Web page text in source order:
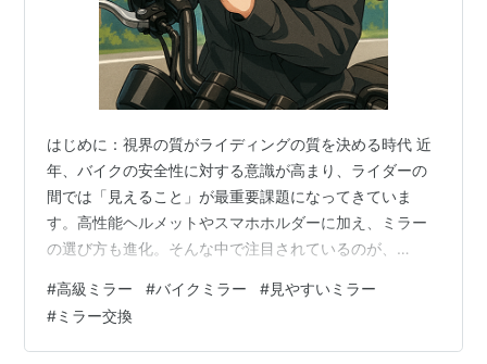
はじめに：視界の質がライディングの質を決める時代 近
年、バイクの安全性に対する意識が高まり、ライダーの
間では「見えること」が最重要課題になってきていま
す。高性能ヘルメットやスマホホルダーに加え、ミラー
の選び方も進化。そんな中で注目されているのが、
なく、機能美を追求した“視界の芸術品”とも言える存在で
す。 はじめに：視界の質がライディングの質を決める時
代 メリットとデメリット：冷静に見つめるその性能 メリ
#高級ミラー #バイクミラー #見やすいミラー
#ミラー交換